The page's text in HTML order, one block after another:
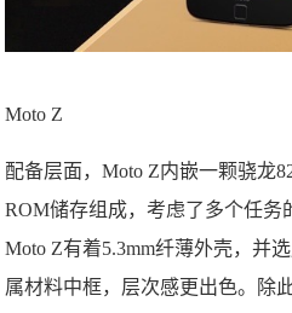
Moto Z
配备层面，Moto Z内嵌一颗骁龙
ROM储存组成，考虑了多个任务
Moto Z有着5.3mm纤薄外壳，并
属材料中框，层次感更出色。除